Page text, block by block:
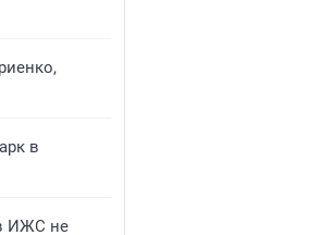
в
ИЖС не